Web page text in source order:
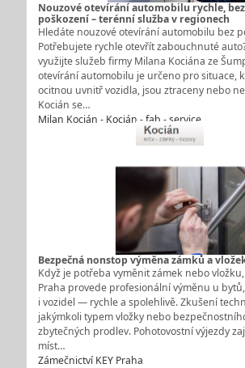
Nouzové otevírání automobilu rychle,
poškození – terénní služba v regionech
Hledáte nouzové otevírání automobilu bez
Potřebujete rychle otevřít zabouchnuté
využijte služeb firmy Milana Kociána ze
otevírání automobilu je určeno pro situace,
ocitnou uvnitř vozidla, jsou ztraceny nebo
Kocián se…
Milan Kocián - Kocián - fab - service
Bezpečná nonstop výměna zámků a
Když je potřeba vyměnit zámek nebo vložku,
Praha provede profesionální výměnu u
i vozidel — rychle a spolehlivě. Zkušení
jakýmkoli typem vložky nebo
zbytečných prodlev. Pohotovostní výjezdy
míst…
Zámečnictví KEY Praha